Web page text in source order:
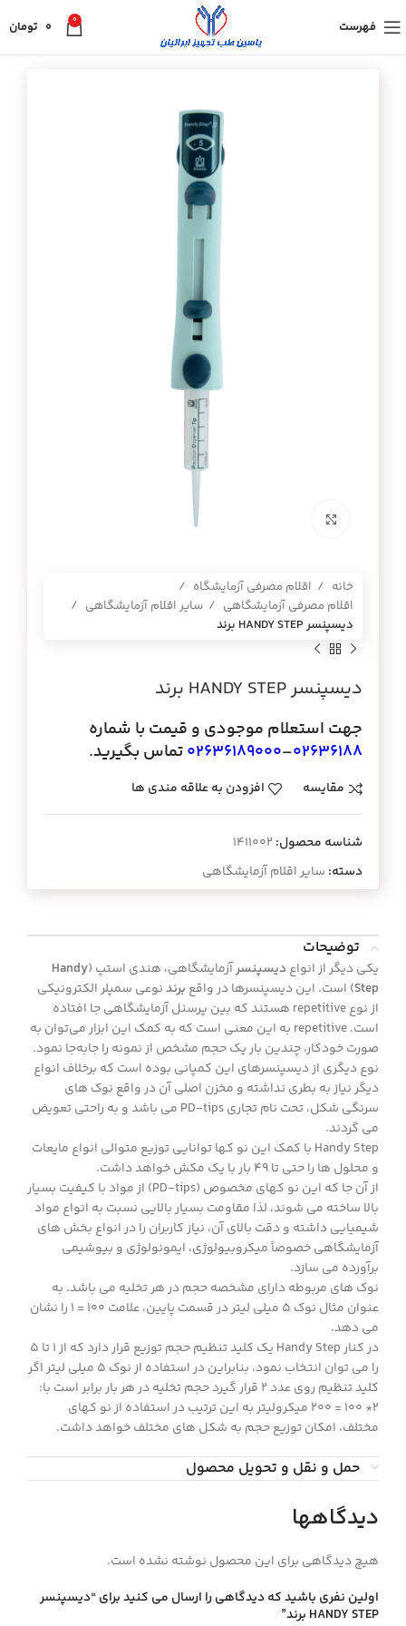
فهرست 0
0 تومان
برای بزرگنمایی کلیک کنید
خانه
اقلام مصرفی آزمایشگاه
اقلام مصرفی آزمایشگاهی
سایر اقلام آزمایشگاهی
ديسپنسر HANDY STEP برند
ديسپنسر HANDY STEP برند
جهت استعلام موجودی و قیمت با شماره
02636188
–
02636189000تماس بگیرید.
مقایسه افزودن به علاقه مندی ها
شناسه محصول: 1411002
دسته: سایر اقلام آزمایشگاهی
توضیحات
یکی دیگر از انواع دیسپنسرآزمایشگاهی، هندی استپ (Handy
Step) است. این دیسپنسرها در واقع برندنوعی سمپلر الکترونیکی
از نوع repetitive هستند که بین پرسنل آزمایشگاهی جا افتاده
است. repetitive به این معنی است که به کمک این ابزار می‌توان به
صورت خودکار، چندین بار یک حجم مشخص از نمونه را جابه‌جا نمود.
نوع دیگری از دیسپنسرهای این کمپانی بوده است که برخلاف انواع
دیگر نیاز به بطری نداشته و مخزن اصلی آن در واقع نوک های
سرنگی شکل، تحت نام تجاری PD-tips می باشد و به راحتی تعویض
می گردند.
Handy Step با کمک این نو کها توانایی توزیع متوالی انواع مایعات
و محلول ها را حتی تا 49 بار با یک مکش خواهد داشت.
از آن جا که این نو کهای مخصوص (PD-tips) از مواد با کیفیت بسیار
بالا ساخته می شوند، لذا مقاومت بسیار بالایی نسبت به انواع مواد
شیمیایی داشته و دقت بالای آن، نیاز کاربران را در انواع بخش های
آزمایشگاهی خصوصاً میکروبیولوژی، ایمونولوژی و بیوشیمی
برآورده می سازد.
نوک های مربوطه دارای مشخصه حجم در هر تخلیه می باشد. به
عنوان مثال نوک 5 میلی لیتر در قسمت پایین، علامت 100 = 1 را نشان
می دهد.
در کنار Handy Step یک کلید تنظیم حجم توزیع قرار دارد که از 1 تا 5
را می توان انتخاب نمود، بنابراین در استفاده از نوک 5 میلی لیتر اگر
کلید تنظیم روی عدد 2 قرار گیرد حجم تخلیه در هر بار برابر است با:
2* 100 = 200 میکرولیتر به این ترتیب در استفاده از نو کهای
مختلف، امکان توزیع حجم به شکل های مختلف خواهد داشت.
حمل و نقل و تحویل محصول
دیدگاهها
هیچ دیدگاهی برای این محصول نوشته نشده است.
اولین نفری باشید که دیدگاهی را ارسال می کنید برای “ديسپنسر
HANDY STEP برند”